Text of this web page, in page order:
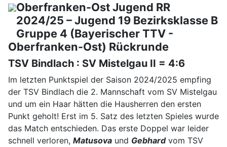
Oberfranken-Ost Jugend RR
2024/25 – Jugend 19 Bezirksklasse B
Gruppe 4 (Bayerischer TTV -
Oberfranken-Ost) Rückrunde
TSV Bindlach : SV Mistelgau II = 4:6
Im letzten Punktspiel der Saison 2024/2025 empfing
der TSV Bindlach die 2. Mannschaft vom SV Mistelgau
und um ein Haar hätten die Hausherren den ersten
Punkt geholt! Erst im 5. Satz des letzten Spieles wurde
das Match entschieden. Das erste Doppel war leider
schnell verloren, Matusova und Gebhardvom TSV